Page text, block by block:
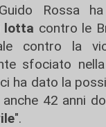
Rossa
lotta contro le
contro la
sfociato nella
ha dato la
42 anni
".